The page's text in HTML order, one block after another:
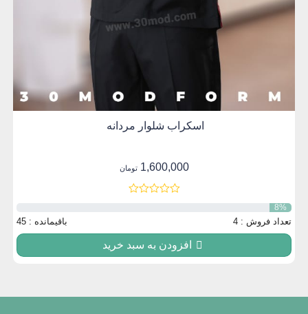
اسکراب شلوار مردانه
1,600,000 تومان
8%
تعداد فروش : 4 باقیمانده : 45
افزودن به سبد خرید